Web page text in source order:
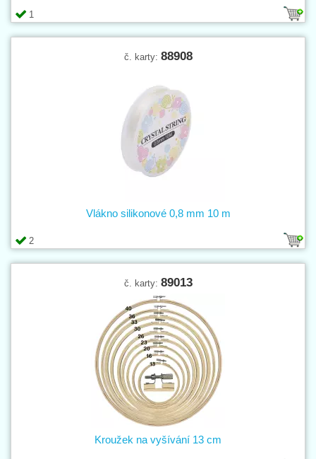
1
č. karty: 88908
2
Vlákno silikonové 0,8 mm 10 m
č. karty: 89013
Kroužek na vyšívání 13 cm